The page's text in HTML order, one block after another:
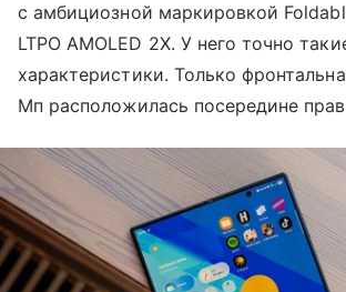
с амбициозной маркировкой
LTPO AMOLED 2X. У него точно
характеристики. Только
Мп расположилась посередине